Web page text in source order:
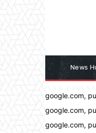
News
google.com,
google.com,
google.com,